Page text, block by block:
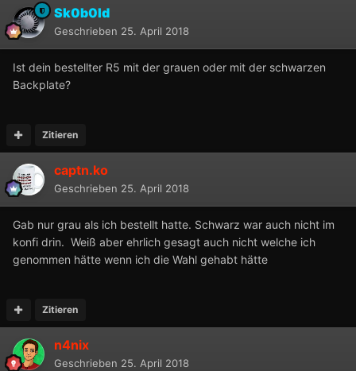
Sk0b0ld
Geschrieben 25. April 2018
Ist dein bestellter R5 mit der grauen oder mit der schwarzen
Backplate?
Zitieren
captn.ko
Geschrieben 25. April 2018
Gab nur grau als ich bestellt hatte. Schwarz war auch nicht im
konfi drin. Weiß aber ehrlich gesagt auch nicht welche ich
genommen hätte wenn ich die Wahl gehabt hätte
Zitieren
n4nix
Geschrieben 25. April 2018